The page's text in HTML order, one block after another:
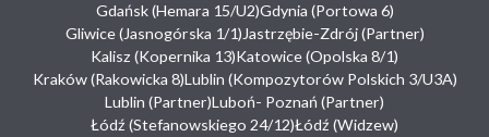
Gdańsk (Hemara 15/U2)Gdynia (Portowa 6)
Gliwice (Jasnogórska 1/1) Jastrzębie-Zdrój (Partner)
Kalisz (Kopernika 13)Katowice (Opolska 8/1)
Kraków (Rakowicka 8)Lublin (Kompozytorów Polskich 3/U3A)
Lublin (Partner)Luboń- Poznań (Partner)
Łódź (Stefanowskiego 24/12)Łódź (Widzew)